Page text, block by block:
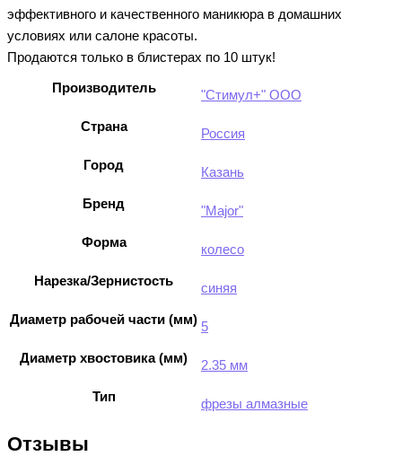
эффективного и качественного маникюра в домашних
условиях или салоне красоты.
Продаются только в блистерах по 10 штук!
Производитель "Стимул+" ООО
Страна Россия
Город Казань
Бренд "Major"
Форма колесо
Нарезка/Зернистость синяя
Диаметр рабочей части (мм) 5
Диаметр хвостовика (мм) 2.35 мм
Тип фрезы алмазные
Отзывы